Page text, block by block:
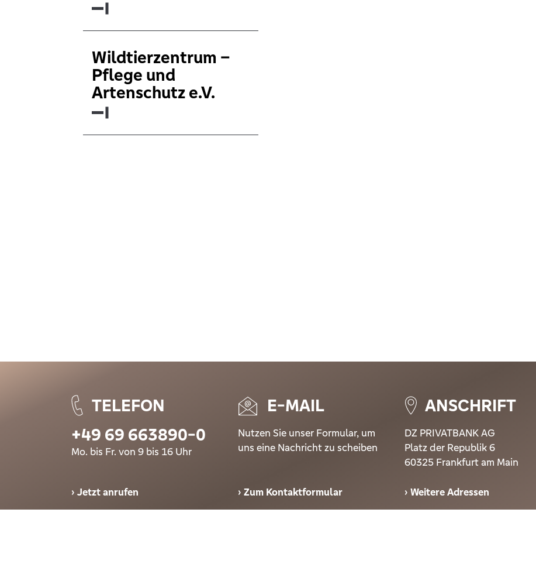
Wildtierzentrum –
Pflege und
Artenschutz e.V.
TELEFON
+49 69 663890-0
Mo. bis Fr. von 9 bis 16 Uhr
Jetzt anrufen
E-MAIL
Nutzen Sie unser Formular, um
uns eine Nachricht zu scheiben
Zum Kontaktformular
ANSCHRIFT
DZ PRIVATBANK AG
Platz der Republik 6
60325 Frankfurt am Main
Weitere Adressen